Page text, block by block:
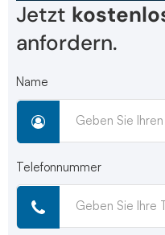
Jetzt
anfordern.
Name
Telefonnummer